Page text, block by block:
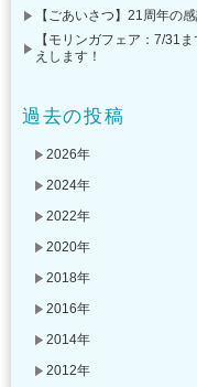
【ごあいさつ】21周年の
【モリンガフェア：7/31
えします！
過去の投稿
2026年
2024年
2022年
2020年
2018年
2016年
2014年
2012年